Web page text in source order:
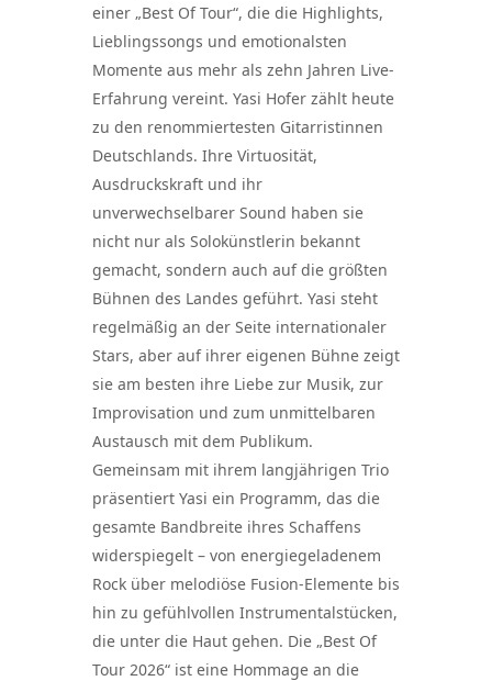
einer „Best Of Tour“, die die Highlights,
Lieblingssongs und emotionalsten
Momente aus mehr als zehn Jahren Live-
Erfahrung vereint. Yasi Hofer zählt heute
zu den renommiertesten Gitarristinnen
Deutschlands. Ihre Virtuosität,
Ausdruckskraft und ihr
unverwechselbarer Sound haben sie
nicht nur als Solokünstlerin bekannt
gemacht, sondern auch auf die größten
Bühnen des Landes geführt. Yasi steht
regelmäßig an der Seite internationaler
Stars, aber auf ihrer eigenen Bühne zeigt
sie am besten ihre Liebe zur Musik, zur
Improvisation und zum unmittelbaren
Austausch mit dem Publikum.
Gemeinsam mit ihrem langjährigen Trio
präsentiert Yasi ein Programm, das die
gesamte Bandbreite ihres Schaffens
widerspiegelt – von energiegeladenem
Rock über melodiöse Fusion-Elemente bis
hin zu gefühlvollen Instrumentalstücken,
die unter die Haut gehen. Die „Best Of
Tour 2026“ ist eine Hommage an die